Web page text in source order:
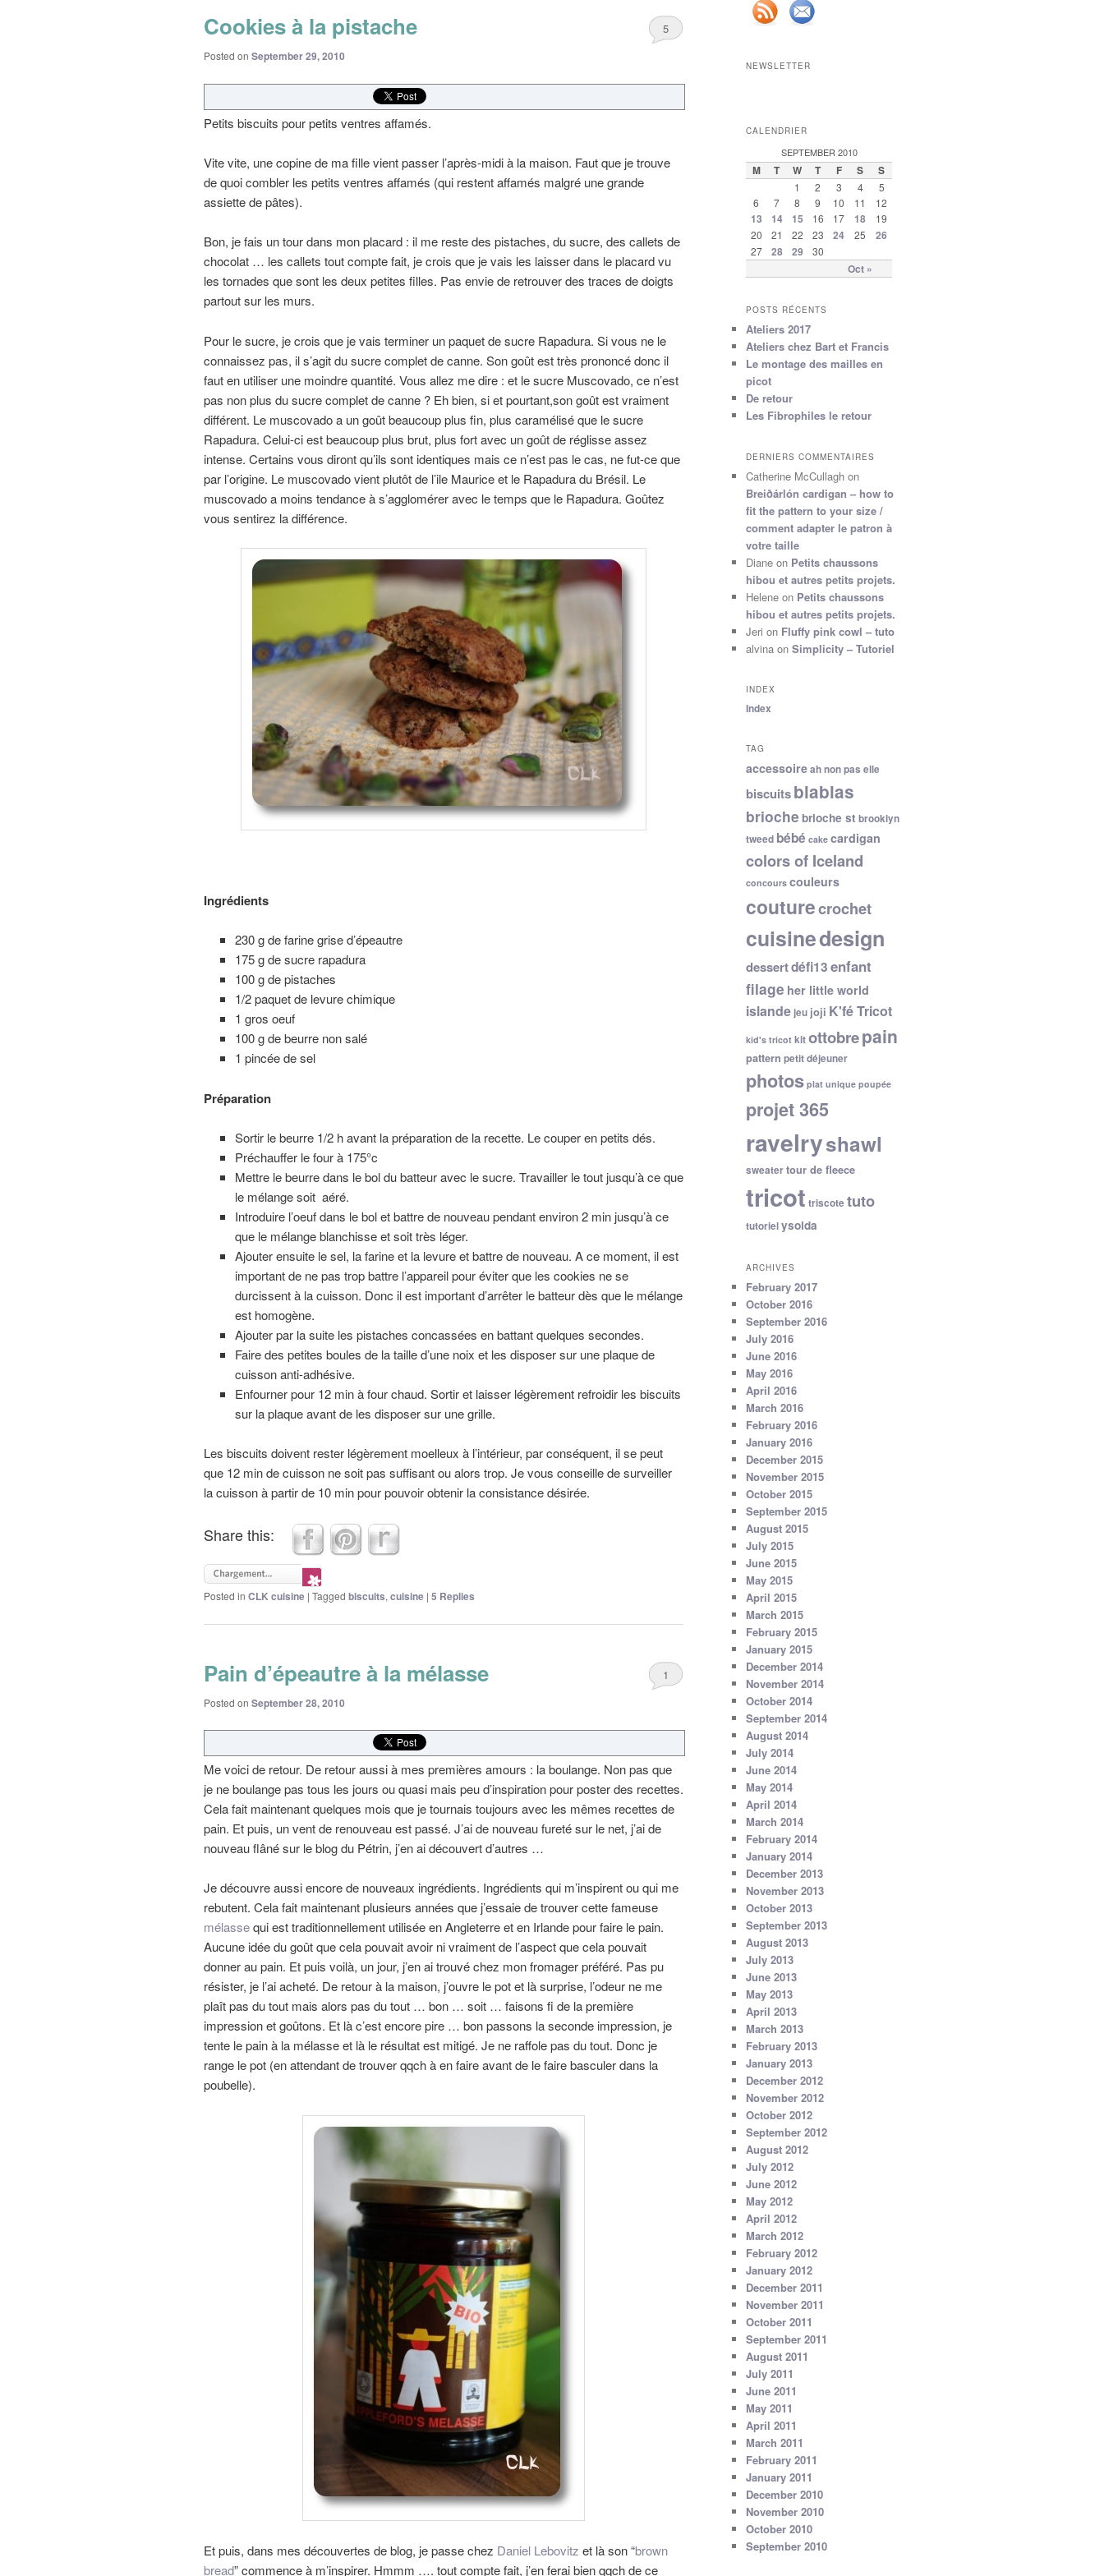
Cookies à la pistache
Posted on September 29, 2010
5
Petits biscuits pour petits ventres affamés.
Vite vite, une copine de ma fille vient passer l’après-midi à la maison. Faut que je trouve
de quoi combler les petits ventres affamés (qui restent affamés malgré une grande
assiette de pâtes).
Bon, je fais un tour dans mon placard : il me reste des pistaches, du sucre, des callets de
chocolat … les callets tout compte fait, je crois que je vais les laisser dans le placard vu
les tornades que sont les deux petites filles. Pas envie de retrouver des traces de doigts
partout sur les murs.
Pour le sucre, je crois que je vais terminer un paquet de sucre Rapadura. Si vous ne le
connaissez pas, il s’agit du sucre complet de canne. Son goût est très prononcé donc il
faut en utiliser une moindre quantité. Vous allez me dire : et le sucre Muscovado, ce n’est
pas non plus du sucre complet de canne ? Eh bien, si et pourtant,son goût est vraiment
différent. Le muscovado a un goût beaucoup plus fin, plus caramélisé que le sucre
Rapadura. Celui-ci est beaucoup plus brut, plus fort avec un goût de réglisse assez
intense. Certains vous diront qu’ils sont identiques mais ce n’est pas le cas, ne fut-ce que
par l’origine. Le muscovado vient plutôt de l’ile Maurice et le Rapadura du Brésil. Le
muscovado a moins tendance à s’agglomérer avec le temps que le Rapadura. Goûtez
vous sentirez la différence.
Ingrédients
230 g de farine grise d’épeautre
175 g de sucre rapadura
100 g de pistaches
1/2 paquet de levure chimique
1 gros oeuf
100 g de beurre non salé
1 pincée de sel
Préparation
Sortir le beurre 1/2 h avant la préparation de la recette. Le couper en petits dés.
Préchauffer le four à 175°c
Mettre le beurre dans le bol du batteur avec le sucre. Travailler le tout jusqu’à ce que
le mélange soit aéré.
Introduire l’oeuf dans le bol et battre de nouveau pendant environ 2 min jusqu’à ce
que le mélange blanchisse et soit très léger.
Ajouter ensuite le sel, la farine et la levure et battre de nouveau. A ce moment, il est
important de ne pas trop battre l’appareil pour éviter que les cookies ne se
durcissent à la cuisson. Donc il est important d’arrêter le batteur dès que le mélange
est homogène.
Ajouter par la suite les pistaches concassées en battant quelques secondes.
Faire des petites boules de la taille d’une noix et les disposer sur une plaque de
cuisson anti-adhésive.
Enfourner pour 12 min à four chaud. Sortir et laisser légèrement refroidir les biscuits
sur la plaque avant de les disposer sur une grille.
Les biscuits doivent rester légèrement moelleux à l’intérieur, par conséquent, il se peut
que 12 min de cuisson ne soit pas suffisant ou alors trop. Je vous conseille de surveiller
la cuisson à partir de 10 min pour pouvoir obtenir la consistance désirée.
Share this:
Posted in CLK cuisine | Tagged biscuits, cuisine | 5 Replies
Pain d’épeautre à la mélasse
Posted on September 28, 2010
1
Me voici de retour. De retour aussi à mes premières amours : la boulange. Non pas que
je ne boulange pas tous les jours ou quasi mais peu d’inspiration pour poster des recettes.
Cela fait maintenant quelques mois que je tournais toujours avec les mêmes recettes de
pain. Et puis, un vent de renouveau est passé. J’ai de nouveau fureté sur le net, j’ai de
nouveau flâné sur le blog du Pétrin, j’en ai découvert d’autres …
Je découvre aussi encore de nouveaux ingrédients. Ingrédients qui m’inspirent ou qui me
rebutent. Cela fait maintenant plusieurs années que j’essaie de trouver cette fameuse
mélassequi est traditionnellement utilisée en Angleterre et en Irlande pour faire le pain.
Aucune idée du goût que cela pouvait avoir ni vraiment de l’aspect que cela pouvait
donner au pain. Et puis voilà, un jour, j’en ai trouvé chez mon fromager préféré. Pas pu
résister, je l’ai acheté. De retour à la maison, j’ouvre le pot et là surprise, l’odeur ne me
plaît pas du tout mais alors pas du tout … bon … soit … faisons fi de la première
impression et goûtons. Et là c’est encore pire … bon passons la seconde impression, je
tente le pain à la mélasse et là le résultat est mitigé. Je ne raffole pas du tout. Donc je
range le pot (en attendant de trouver qqch à en faire avant de le faire basculer dans la
poubelle).
Et puis, dans mes découvertes de blog, je passe chez Daniel Lebovitz et là son “brown
bread” commence à m’inspirer. Hmmm …. tout compte fait, j’en ferai bien qqch de ce
NEWSLETTER
CALENDRIER
SEPTEMBER 2010
M T W T F S S
Oct »
1 2 3 4
5
6
7 8 9 10 11 12
13 14 15 16 17 18
19
20
21 22 23 24 25 26
27 28 29 30
POSTS RÉCENTS
Ateliers 2017
Ateliers chez Bart et Francis
Le montage des mailles en
picot
De retour
Les Fibrophiles le retour
DERNIERS COMMENTAIRES
Catherine McCullagh on
Breiðárlón cardigan – how to
fit the pattern to your size /
comment adapter le patron à
votre taille
Diane on Petits chaussons
hibou et autres petits projets.
Helene on Petits chaussons
hibou et autres petits projets.
Jeri on Fluffy pink cowl – tuto
alvina on Simplicity – Tutoriel
INDEX
Index
TAG
accessoireah non pas elle
biscuitsblablas
brioche brioche st brooklyn
tweed bébé cake cardigan
colors of Iceland
concours couleurs
couturecrochet
cuisinedesign
dessertdéfi13enfant
filage her little world
islande jeu joji K'fé Tricot
kid's tricot kitottobrepain
pattern petit déjeuner
photos plat unique poupée
projet 365
ravelryshawl
sweatertour de fleece
tricot triscote tuto
tutorielysolda
ARCHIVES
February 2017
October 2016
September 2016
July 2016
June 2016
May 2016
April 2016
March 2016
February 2016
January 2016
December 2015
November 2015
October 2015
September 2015
August 2015
July 2015
June 2015
May 2015
April 2015
March 2015
February 2015
January 2015
December 2014
November 2014
October 2014
September 2014
August 2014
July 2014
June 2014
May 2014
April 2014
March 2014
February 2014
January 2014
December 2013
November 2013
October 2013
September 2013
August 2013
July 2013
June 2013
May 2013
April 2013
March 2013
February 2013
January 2013
December 2012
November 2012
October 2012
September 2012
August 2012
July 2012
June 2012
May 2012
April 2012
March 2012
February 2012
January 2012
December 2011
November 2011
October 2011
September 2011
August 2011
July 2011
June 2011
May 2011
April 2011
March 2011
February 2011
January 2011
December 2010
November 2010
October 2010
September 2010